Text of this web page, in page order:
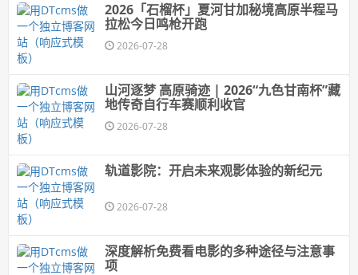
2026「石榴杯」夏河甘加秘境高原半程马
拉松今日鸣枪开跑
2026-07-28
山河逐梦 高原骑迹 | 2026“九色甘南杯”藏
地传奇自行车赛顺利收官
2026-07-28
轨道影院：开启未来观影体验的新纪元
2026-07-28
深度解析免费看电影的多种途径与注意事
项